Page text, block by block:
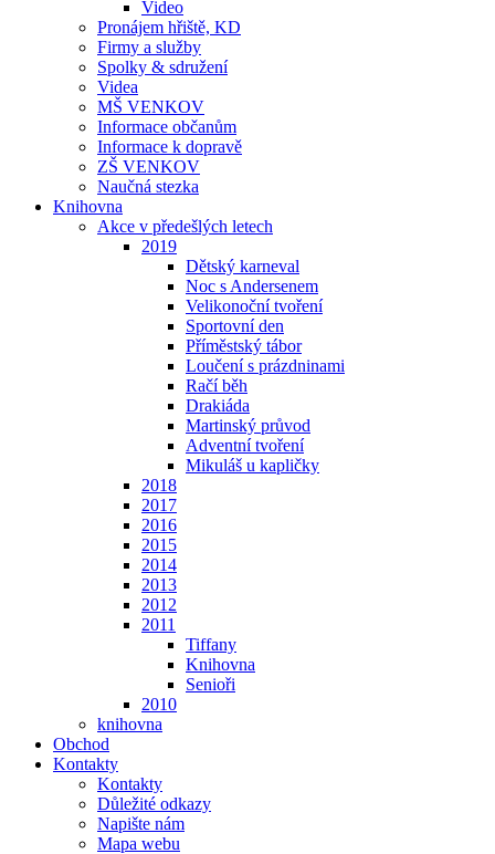
Video
Pronájem hřiště, KD
Firmy a služby
Spolky & sdružení
Videa
MŠ VENKOV
Informace občanům
Informace k dopravě
ZŠ VENKOV
Naučná stezka
Knihovna
Akce v předešlých letech
2019
Dětský karneval
Noc s Andersenem
Velikonoční tvoření
Sportovní den
Příměstský tábor
Loučení s prázdninami
Račí běh
Drakiáda
Martinský průvod
Adventní tvoření
Mikuláš u kapličky
2018
2017
2016
2015
2014
2013
2012
2011
Tiffany
Knihovna
Senioři
2010
knihovna
Obchod
Kontakty
Kontakty
Důležité odkazy
Napište nám
Mapa webu